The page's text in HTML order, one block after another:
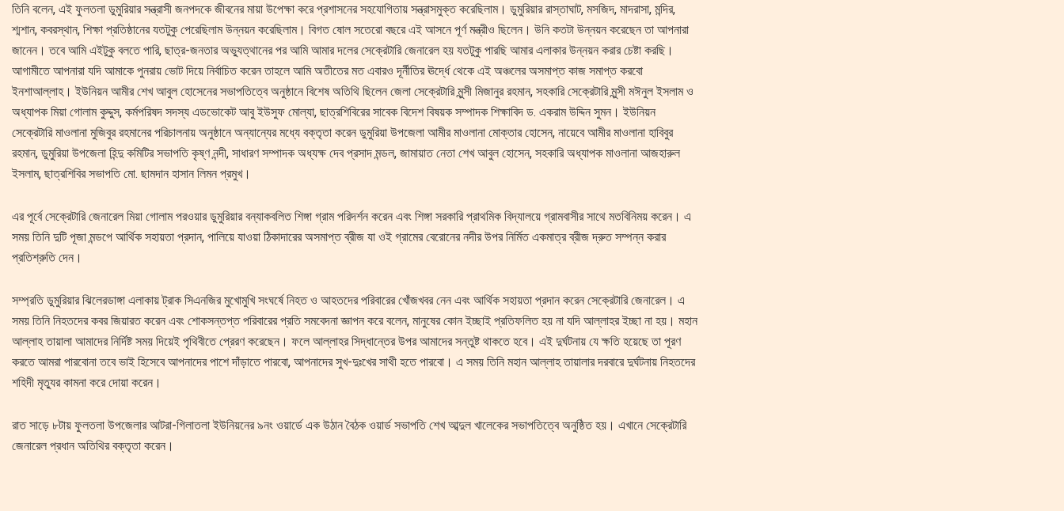
তিনি বলেন, এই ফুলতলা ডুমুরিয়ার সন্ত্রাসী জনপদকে জীবনের মায়া উপেক্ষা করে প্রশাসনের সহযোগিতায় সন্ত্রাসমুক্ত করেছিলাম। ডুমুরিয়ার রাস্তাঘাট, মসজিদ, মাদরাসা, মন্দির,
শ্মশান, কবরস্থান, শিক্ষা প্রতিষ্ঠানের যতটুকু পেরেছিলাম উন্নয়ন করেছিলাম। বিগত ষোল সতেরো বছরে এই আসনে পূর্ণ মন্ত্রীও ছিলেন। উনি কতটা উন্নয়ন করেছেন তা আপনারা
জানেন। তবে আমি এইটুকু বলতে পারি, ছাত্র-জনতার অভ্যুত্থানের পর আমি আমার দলের সেক্রেটারি জেনারেল হয় যতটুকু পারছি আমার এলাকার উন্নয়ন করার চেষ্টা করছি।
আগামীতে আপনারা যদি আমাকে পুনরায় ভোট দিয়ে নির্বাচিত করেন তাহলে আমি অতীতের মত এবারও দূর্নীতির ঊর্দ্ধে থেকে এই অঞ্চলের অসমাপ্ত কাজ সমাপ্ত করবো
ইনশাআল্লাহ। ইউনিয়ন আমীর শেখ আবুল হোসেনের সভাপতিত্বে অনুষ্ঠানে বিশেষ অতিথি ছিলেন জেলা সেক্রেটারি মুন্সী মিজানুর রহমান, সহকারি সেক্রেটারি মুন্সী মঈনুল ইসলাম ও
অধ্যাপক মিয়া গোলাম কুদ্দুস, কর্মপরিষদ সদস্য এডভোকেট আবু ইউসুফ মোল্যা, ছাত্রশিবিরের সাবেক বিদেশ বিষয়ক সম্পাদক শিক্ষাবিদ ড. একরাম উদ্দিন সুমন। ইউনিয়ন
সেক্রেটারি মাওলানা মুজিবুর রহমানের পরিচালনায় অনুষ্ঠানে অন্যান্যের মধ্যে বক্তৃতা করেন ডুমুরিয়া উপজেলা আমীর মাওলানা মোক্তার হোসেন, নায়েবে আমীর মাওলানা হাবিবুর
রহমান, ডুমুরিয়া উপজেলা হিন্দু কমিটির সভাপতি কৃষ্ণ নন্দী, সাধারণ সম্পাদক অধ্যক্ষ দেব প্রসাদ মন্ডল, জামায়াত নেতা শেখ আবুল হোসেন, সহকারি অধ্যাপক মাওলানা আজহারুল
ইসলাম, ছাত্রশিবির সভাপতি মো. ছামদান হাসান লিমন প্রমুখ।
এর পূর্বে সেক্রেটারি জেনারেল মিয়া গোলাম পরওয়ার ডুমুরিয়ার বন্যাকবলিত শিঙ্গা গ্রাম পরিদর্শন করেন এবং শিঙ্গা সরকারি প্রাথমিক বিদ্যালয়ে গ্রামবাসীর সাথে মতবিনিময় করেন। এ
সময় তিনি দুটি পূজা মন্ডপে আর্থিক সহায়তা প্রদান, পালিয়ে যাওয়া ঠিকাদারের অসমাপ্ত ব্রীজ যা ওই গ্রামের বেরোনের নদীর উপর নির্মিত একমাত্র ব্রীজ দ্রুত সম্পন্ন করার
প্রতিশ্রুতি দেন।
সম্প্রতি ডুমুরিয়ার ঝিলেরডাঙ্গা এলাকায় ট্রাক সিএনজির মুখোমুখি সংঘর্ষে নিহত ও আহতদের পরিবারের খোঁজখবর নেন এবং আর্থিক সহায়তা প্রদান করেন সেক্রেটারি জেনারেল। এ
সময় তিনি নিহতদের কবর জিয়ারত করেন এবং শোকসন্তপ্ত পরিবারের প্রতি সমবেদনা জ্ঞাপন করে বলেন, মানুষের কোন ইচ্ছাই প্রতিফলিত হয় না যদি আল্লাহর ইচ্ছা না হয়। মহান
আল্লাহ তায়ালা আমাদের নির্দিষ্ট সময় দিয়েই পৃথিবীতে প্রেরণ করেছেন। ফলে আল্লাহর সিদ্ধান্তের উপর আমাদের সন্তুষ্ট থাকতে হবে। এই দুর্ঘটনায় যে ক্ষতি হয়েছে তা পূরণ
করতে আমরা পারবোনা তবে ভাই হিসেবে আপনাদের পাশে দাঁড়াতে পারবো, আপনাদের সুখ-দুঃখের সাথী হতে পারবো। এ সময় তিনি মহান আল্লাহ তায়ালার দরবারে দুর্ঘটনায় নিহতদের
শহিদী মৃত্যুর কামনা করে দোয়া করেন।
রাত সাড়ে ৮টায় ফুলতলা উপজেলার আটরা-গিলাতলা ইউনিয়নের ৯নং ওয়ার্ডে এক উঠান বৈঠক ওয়ার্ড সভাপতি শেখ আব্দুল খালেকের সভাপতিত্বে অনুষ্ঠিত হয়। এখানে সেক্রেটারি
জেনারেল প্রধান অতিথির বক্তৃতা করেন।